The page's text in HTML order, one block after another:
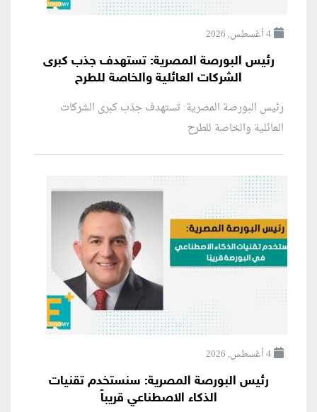
4 أغسطس, 2026
رئيس البورصة المصرية: تستهدف جذب كبرى
الشركات العائلية والخاصة للطرح
رئيس البورصة المصرية: تستهدف جذب كبرى الشركات
العائلية والخاصة للطرح
4 أغسطس, 2026
رئيس البورصة المصرية: سنستخدم تقنيات
الذكاء الاصطناعي قريباً